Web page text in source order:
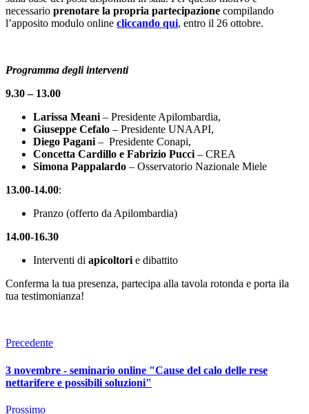
necessario prenotare la propria partecipazione compilando
l’apposito modulo online cliccando qui, entro il 26 ottobre.
Programma degli interventi
9.30 – 13.00
Larissa Meani– Presidente Apilombardia,
Giuseppe Cefalo – Presidente UNAAPI,
Diego Pagani– Presidente Conapi,
Concetta Cardillo e Fabrizio Pucci– CREA
Simona Pappalardo – Osservatorio Nazionale Miele
13.00-14.00:
Pranzo (offerto da Apilombardia)
14.00-16.30
Interventi di apicoltorie dibattito
Conferma la tua presenza, partecipa alla tavola rotonda e porta ila
tua testimonianza!
Precedente
3 novembre - seminario online "Cause del calo delle rese
nettarifere e possibili soluzioni"
Prossimo